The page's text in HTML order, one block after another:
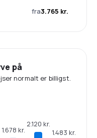
fra3.765 kr.
på
normalt er billigst.
1.678 kr.
2.120 kr.
1.483 kr.